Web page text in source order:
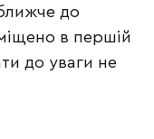
до
в першій
до уваги не